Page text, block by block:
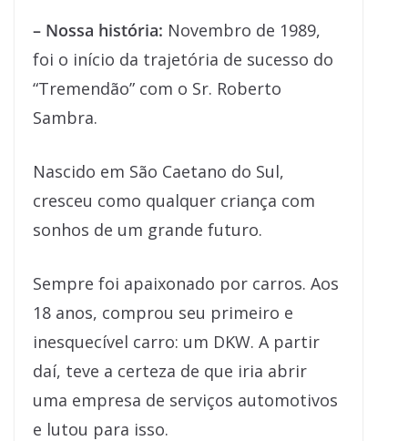
– Nossa história: Novembro de 1989,
foi o início da trajetória de sucesso do
“Tremendão” com o Sr. Roberto
Sambra.
Nascido em São Caetano do Sul,
cresceu como qualquer criança com
sonhos de um grande futuro.
Sempre foi apaixonado por carros. Aos
18 anos, comprou seu primeiro e
inesquecível carro: um DKW. A partir
daí, teve a certeza de que iria abrir
uma empresa de serviços automotivos
e lutou para isso.